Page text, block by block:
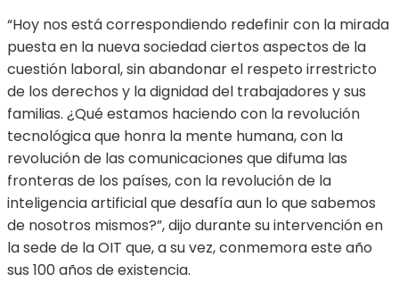
“Hoy nos está correspondiendo redefinir con la mirada
puesta en la nueva sociedad ciertos aspectos de la
cuestión laboral, sin abandonar el respeto irrestricto
de los derechos y la dignidad del trabajadores y sus
familias. ¿Qué estamos haciendo con la revolución
tecnológica que honra la mente humana, con la
revolución de las comunicaciones que difuma las
fronteras de los países, con la revolución de la
inteligencia artificial que desafía aun lo que sabemos
de nosotros mismos?”, dijo durante su intervención en
la sede de la OIT que, a su vez, conmemora este año
sus 100 años de existencia.